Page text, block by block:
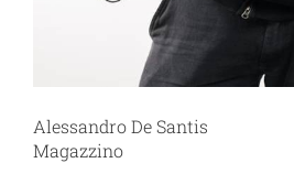
Alessandro De Santis
Magazzino